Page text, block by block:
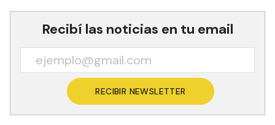
Recibí las noticias en tu email
RECIBIR NEWSLETTER